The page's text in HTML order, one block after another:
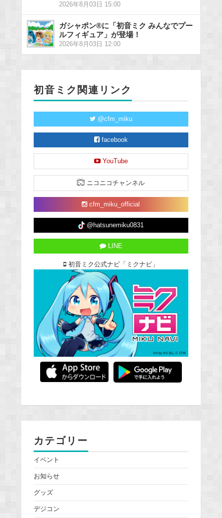
2026年8月03日 15:00
ガシャポン®に「初音ミク みんなでプー
ルフィギュア」が登場！
2026年8月03日 12:00
初音ミク関連リンク
@cfm_miku
facebook
YouTube
ニコニコチャンネル
cfm_miku_official
@hatsunemiku0831
LINE
初音ミク公式ナビ「ミクナビ」
カテゴリー
イベント
お知らせ
グッズ
デジコン